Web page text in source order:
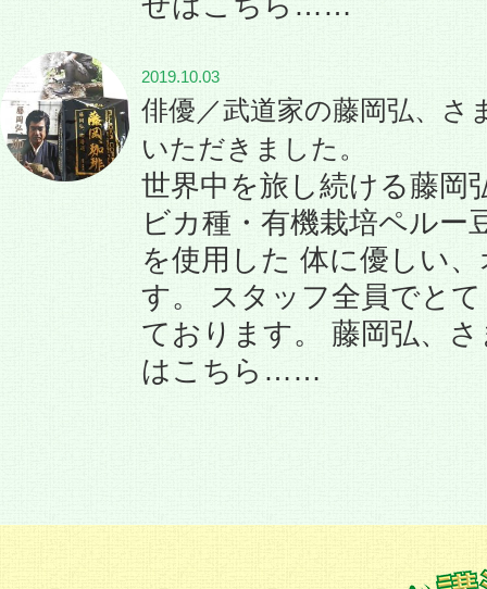
2019.10.03
俳優／武道家の藤岡弘、さ
いただきました。
世界中を旅し続ける藤岡
ビカ種・有機栽培ペルー
を使用した 体に優しい
す。 スタッフ全員でと
ております。 藤岡弘、
はこちら……